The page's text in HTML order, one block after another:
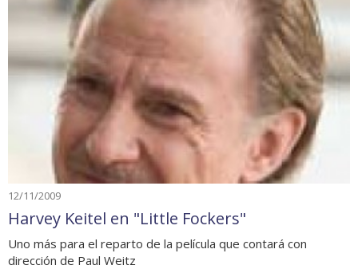
12/11/2009
Harvey Keitel en "Little Fockers"
Uno más para el reparto de la película que contará con
dirección de Paul Weitz